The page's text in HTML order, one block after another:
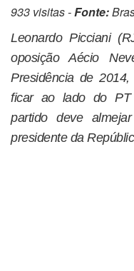
933 visitas -Fonte:
Leonardo Picciani
oposição Aécio
Presidência de
ficar ao lado do PT
partido deve
presidente da